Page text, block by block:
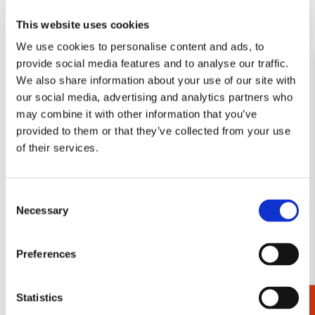
This website uses cookies
We use cookies to personalise content and ads, to
provide social media features and to analyse our traffic.
We also share information about your use of our site with
our social media, advertising and analytics partners who
may combine it with other information that you’ve
provided to them or that they’ve collected from your use
of their services.
Selection
Necessary
Preferences
Statistics
Kaartenmapje met env,
groot: Photographic Flower
Pieces, Bas Meeuws
€ 9,99
Kaartenmapje met env,
groot: Atelier des fleurs, Ad
van Bokhoven
€ 9,99
aan